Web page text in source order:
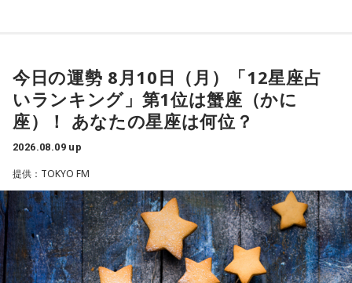
この日の放送をradikoタイムフリーで聴く
※放送エリア外の方は、プレミアム会員の登録でご利用いた
だけます。
----------------------------------------------------
＜番組概要＞
放送日時：毎週日曜 7:30～7:55
パーソナリティ：杉浦太陽、松井玲奈
番組Webサイト：https://www.tfm.co.jp/manabiyori/
番組公式X：@manabiyori_tfm
江原：もったいない！ それで絶対、他でもやってるから。
LINEとかで。チャラチャラした男ですよ、こいつは。だけ
ど、その結婚される方は気の毒ね。別れちゃうと思うよ、20
ぁ、良かった、良かった。おめでとうございます！
パートナーの奥迫協子、パーソナリティの江原啓之
14日（金）午後8時よりQloveR会員限定生配信を実施しま
す。記念すべき初回生配信には、山中真尋（草薙理解役）、
福原かつみ（本橋依央利役）が出演。番組スタートに先駆
け、ラジオ番組への意気込みや番組の楽しみ方、今後の展開
などをたっぷりトークします。
■『カリスマ』作品概要
原作：Dazed CO.,LTD.
松原 秀
音楽製作：EVIL LINE RECORDS
い気持ちを前に出して、行動していくと良いでしょう。気に
なる相手にも自信を持って接するようにしましょう。
【2位】蠍座（さそり座）
ラッキーなことが起こりそう。周りからの評価も上がって、
充実感を覚えるようです。努力などが認められると、心も落
で、良い縁ができるかも。
【3位】魚座（うお座）
心の中にあった、わだかまりを解消できるようです。ほっと
できると、自分らしく活動できることでしょう。恋愛に対し
今日の運勢 8月10日（月）「12星座占
いランキング」第1位は蟹座（かに
座）！ あなたの星座は何位？
2026.08.09 up
提供：TOKYO FM